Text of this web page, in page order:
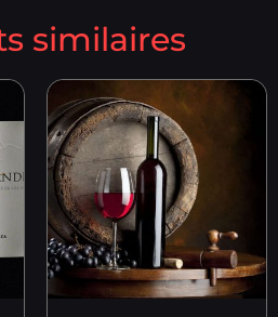
similaires